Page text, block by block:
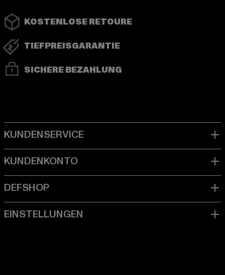
KOSTENLOSE RETOURE
TIEFPREISGARANTIE
SICHERE BEZAHLUNG